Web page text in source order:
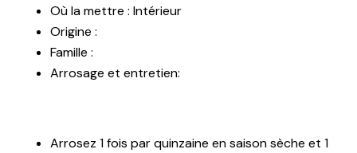
Où la mettre : Intérieur
Origine :
Famille :
Arrosage et entretien:
Arrosez 1 fois par quinzaine en saison sèche et 1